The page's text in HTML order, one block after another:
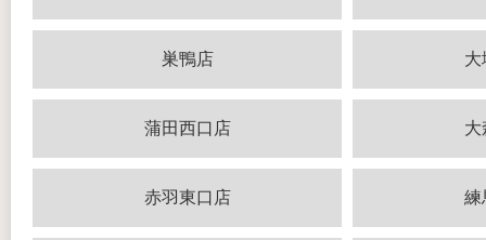
巣鴨店 大
蒲田西口店 大
赤羽東口店 練